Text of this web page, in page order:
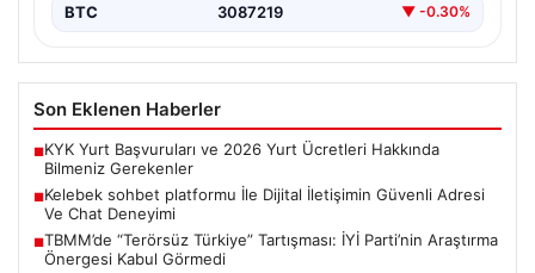
BTC 3087219 ▼ -0.30%
Son Eklenen Haberler
■KYK Yurt Başvuruları ve 2026 Yurt Ücretleri Hakkında
Bilmeniz Gerekenler
■Kelebek sohbet platformu İle Dijital İletişimin Güvenli Adresi
Ve Chat Deneyimi
■TBMM’de “Terörsüz Türkiye” Tartışması: İYİ Parti’nin Araştırma
Önergesi Kabul Görmedi